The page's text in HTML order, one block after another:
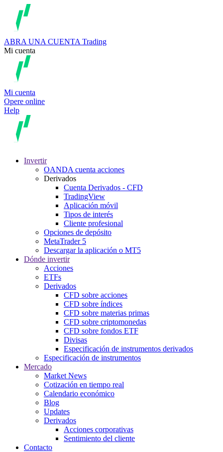
ABRA UNA CUENTA Trading
Mi cuenta
Mi cuenta
Opere online
Help
Invertir
OANDA cuenta acciones
Derivados
Cuenta Derivados - CFD
TradingView
Aplicación móvil
Tipos de interés
Cliente profesional
Opciones de depósito
MetaTrader 5
Descargar la aplicación o MT5
Dónde invertir
Acciones
ETFs
Derivados
CFD sobre acciones
CFD sobre índices
CFD sobre materias primas
CFD sobre criptomonedas
CFD sobre fondos ETF
Divisas
Especificación de instrumentos derivados
Especificación de instrumentos
Mercado
Market News
Cotización en tiempo real
Calendario económico
Blog
Updates
Derivados
Acciones corporativas
Sentimiento del cliente
Contacto